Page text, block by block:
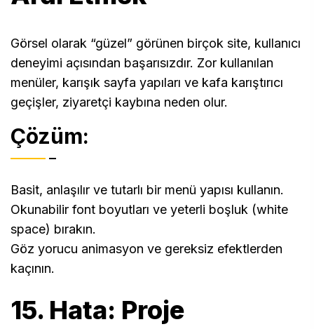
Görsel olarak “güzel” görünen birçok site, kullanıcı
deneyimi açısından başarısızdır. Zor kullanılan
menüler, karışık sayfa yapıları ve kafa karıştırıcı
geçişler, ziyaretçi kaybına neden olur.
Çözüm:
Basit, anlaşılır ve tutarlı bir menü yapısı kullanın.
Okunabilir font boyutları ve yeterli boşluk (white
space) bırakın.
Göz yorucu animasyon ve gereksiz efektlerden
kaçının.
15. Hata: Proje